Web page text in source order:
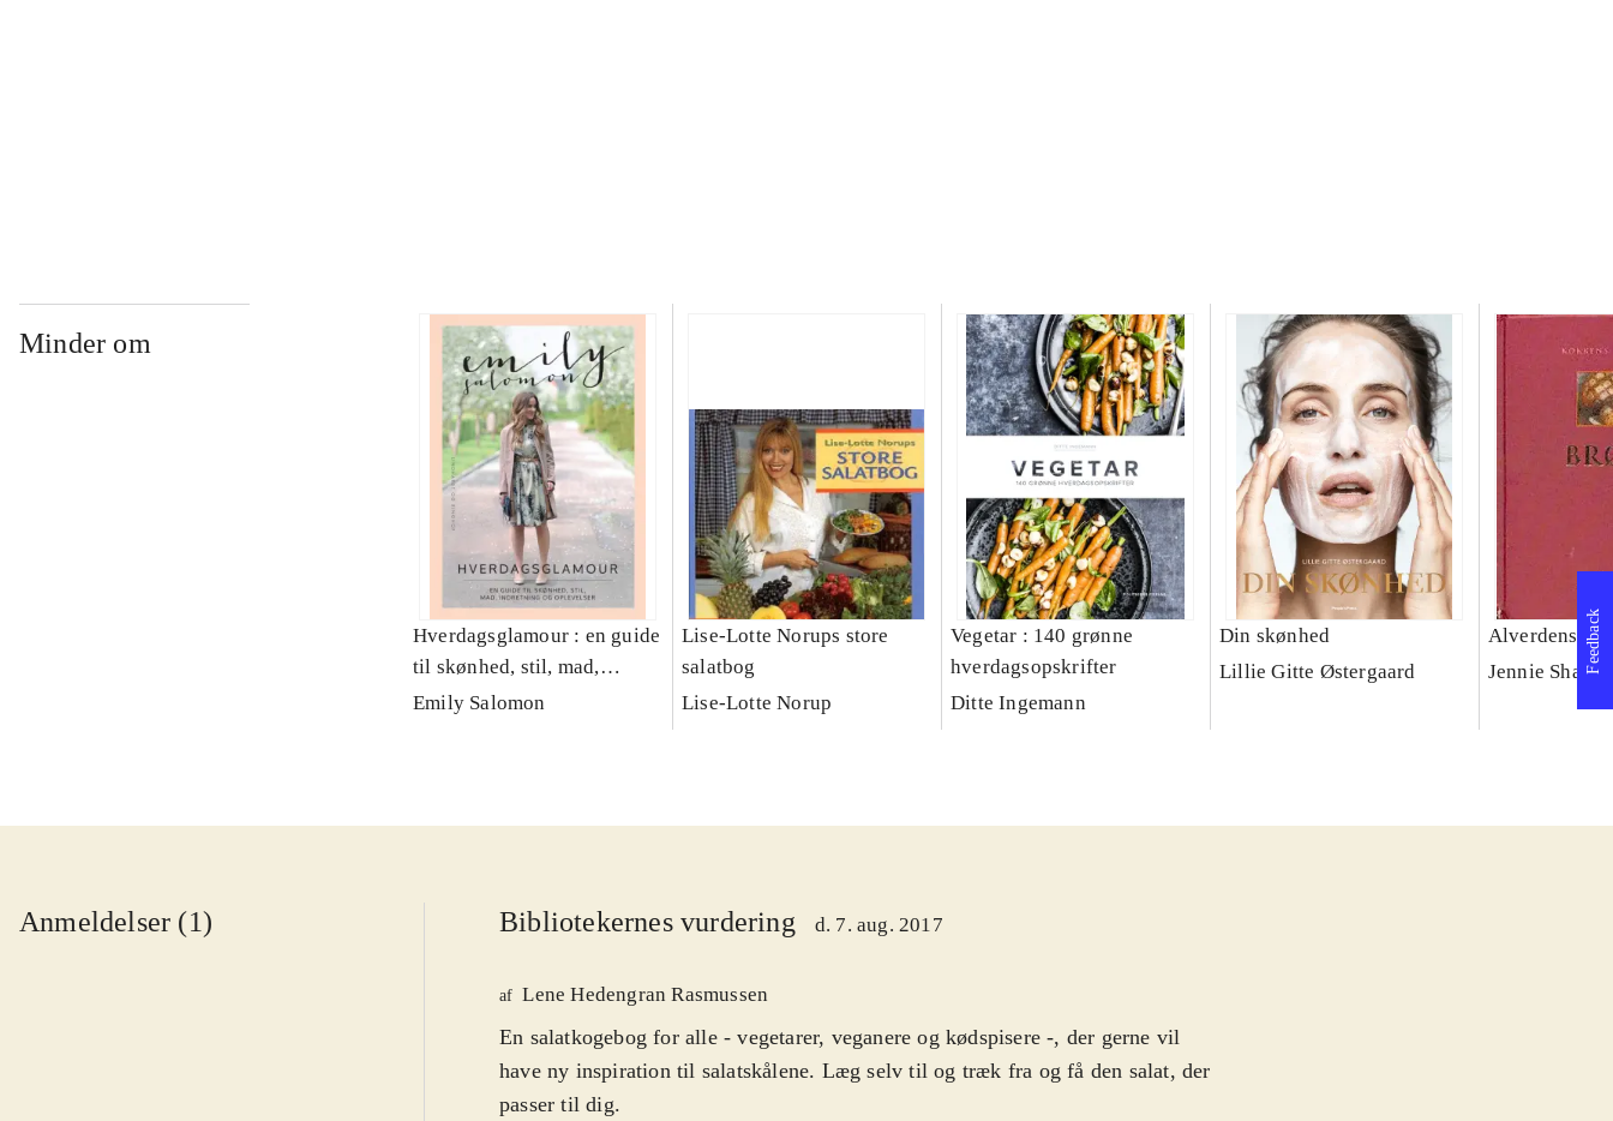
Minder om
Hverdagsglamour : en guide
til skønhed, stil, mad,
indretning og oplevelser
Emily Salomon
Lise-Lotte Norups store
salatbog
Lise-Lotte Norup
Vegetar : 140 grønne
hverdagsopskrifter
Ditte Ingemann
Din skønhed
Lillie Gitte Østergaard
Alverdens
Jennie
Anmeldelser (1) Bibliotekernes vurdering d. 7. aug. 2017
af Lene Hedengran Rasmussen
En salatkogebog for alle - vegetarer, veganere og kødspisere -, der gerne vil
have ny inspiration til salatskålene. Læg selv til og træk fra og få den salat, der
passer til dig.
Feedback